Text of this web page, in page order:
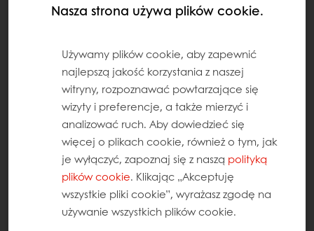
Nasza strona używa plików cookie.
Używamy plików cookie, aby zapewnić
najlepszą jakość korzystania z naszej
witryny, rozpoznawać powtarzające się
wizyty i preferencje, a także mierzyć i
analizować ruch. Aby dowiedzieć się
więcej o plikach cookie, również o tym, jak
je wyłączyć, zapoznaj się z naszą polityką
plików cookie. Klikając „Akceptuję
wszystkie pliki cookie”, wyrażasz zgodę na
używanie wszystkich plików cookie.